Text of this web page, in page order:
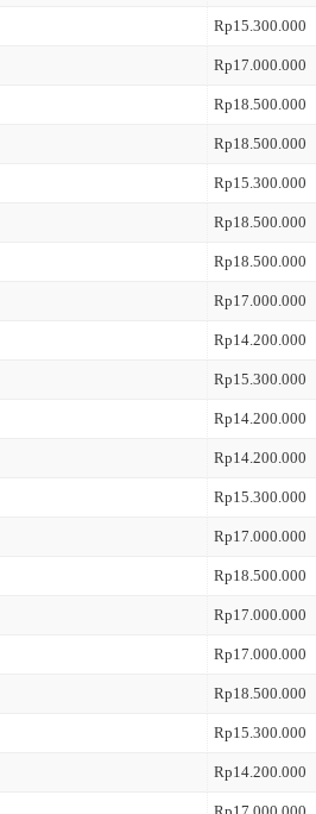
Rp15.300.000
Rp17.000.000
Rp18.500.000
Rp18.500.000
Rp15.300.000
Rp18.500.000
Rp18.500.000
Rp17.000.000
Rp14.200.000
Rp15.300.000
Rp14.200.000
Rp14.200.000
Rp15.300.000
Rp17.000.000
Rp18.500.000
Rp17.000.000
Rp17.000.000
Rp18.500.000
Rp15.300.000
Rp14.200.000